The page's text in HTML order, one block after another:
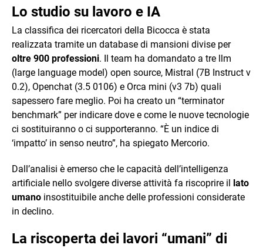
Lo studio su lavoro e IA
La classifica dei ricercatori della Bicocca è stata
realizzata tramite un database di mansioni divise per
oltre 900 professioni. Il team ha domandato a tre llm
(large language model) open source, Mistral (7B Instruct v
0.2), Openchat (3.5 0106) e Orca mini (v3 7b) quali
sapessero fare meglio. Poi ha creato un “terminator
benchmark” per indicare dove e come le nuove tecnologie
ci sostituiranno o ci supporteranno. “È un indice di
‘impatto’ in senso neutro”, ha spiegato Mercorio.
Dall’analisi è emerso che le capacità dell’intelligenza
artificiale nello svolgere diverse attività fa riscoprire il lato
umano insostituibile anche delle professioni considerate
in declino.
La riscoperta dei lavori “umani” di